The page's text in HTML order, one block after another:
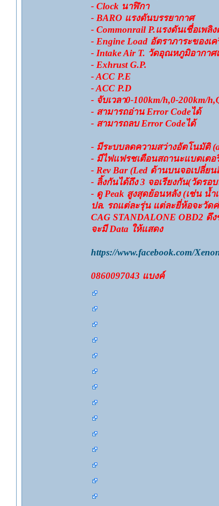
- Clock นาฬิกา
- BARO แรงดันบรรยากาศ
- Commonrail P.แรงดันเชื่อเพลิ
- Engine Load อัตราภาระของเ
- Intake Air T. วัดอุณหภูมิอากาศ
- Exhrust G.P.
- ACC P.E
- ACC P.D
- จับเวลา0-100km/h,0-200km/
- สามารถอ่าน Error Codeได้
- สามารถลบ Error Codeได้
- มีระบบลดความสว่างอัตโนมัติ
- มีไฟแฟรชเตือนสถานะแบตเตอ
- Rev Bar (Led ด้านบนจอเปลี่ยน
- ลิ้งกันได้ถึง 3 จอเรียงกัน(วัดรอ
- ดู Peak สูงสุดย้อนหลัง (เช่น น้ำ
ปล. รถแต่ละรุ่น แต่ละยี่ห้อจะวัด
CAG STANDALONE OBD2
จะมี Data ให้แสดง
https://www.facebook.com/
0860097043 แบงค์